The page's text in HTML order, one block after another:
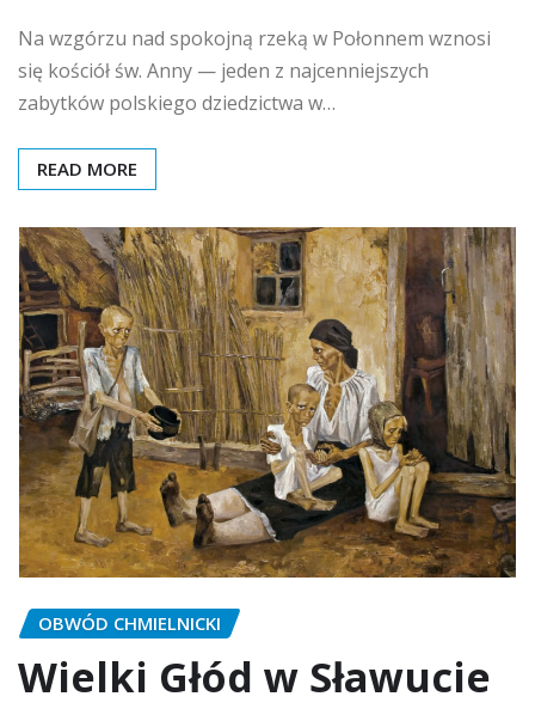
Na wzgórzu nad spokojną rzeką w Połonnem wznosi
się kościół św. Anny — jeden z najcenniejszych
zabytków polskiego dziedzictwa w…
READ MORE
OBWÓD CHMIELNICKI
Wielki Głód w Sławucie